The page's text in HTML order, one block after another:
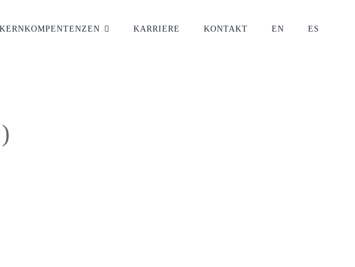
KERNKOMPENTENZEN KARRIERE KONTAKT EN ES